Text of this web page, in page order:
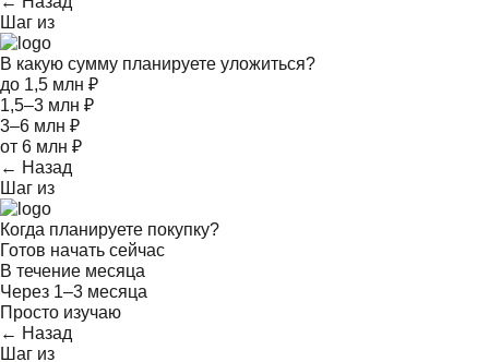
Шаг из
В какую сумму планируете уложиться?
до 1,5 млн ₽
1,5–3 млн ₽
3–6 млн ₽
от 6 млн ₽
← Назад
Шаг из
Когда планируете покупку?
Готов начать сейчас
В течение месяца
Через 1–3 месяца
Просто изучаю
← Назад
Шаг из